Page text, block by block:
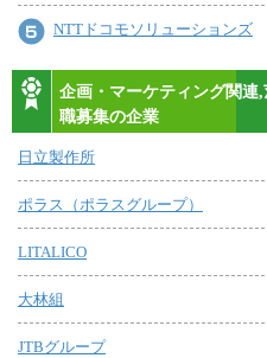
NTTドコモソリューションズ
企画・マーケティング関連
職募集の企業
日立製作所
ポラス（ポラスグループ）
LITALICO
大林組
JTBグループ